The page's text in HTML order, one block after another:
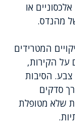
או
מהנדס.
המטרידים
על הקירות,
הסיבות
סדקים
שלא מטופלת